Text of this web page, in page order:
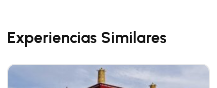
Experiencias Similares